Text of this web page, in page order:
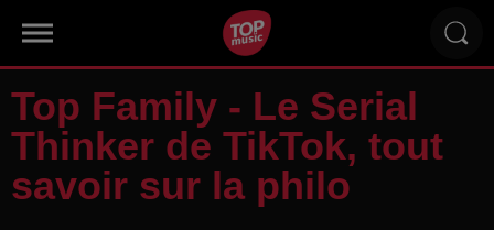
Top Family - Le Serial
Thinker de TikTok, tout
savoir sur la philo